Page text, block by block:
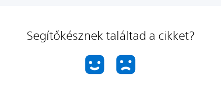
Segítőkésznek találtad a cikket?